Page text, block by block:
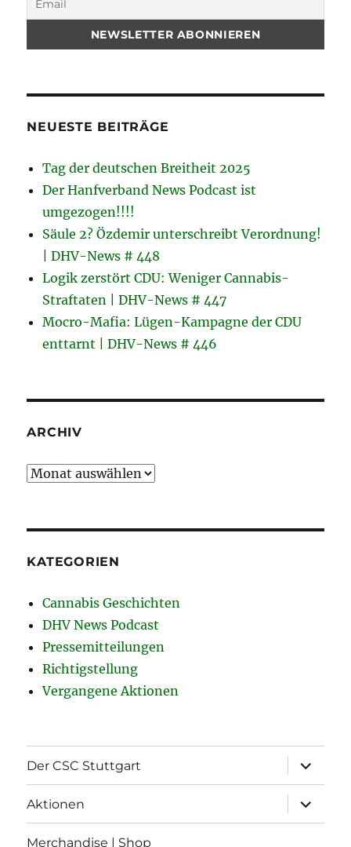
NEUESTE BEITRÄGE
Tag der deutschen Breitheit 2025
Der Hanfverband News Podcast ist
umgezogen!!!!
Säule 2? Özdemir unterschreibt Verordnung!
| DHV-News # 448
Logik zerstört CDU: Weniger Cannabis-
Straftaten | DHV-News # 447
Mocro-Mafia: Lügen-Kampagne der CDU
enttarnt | DHV-News # 446
ARCHIV
Archiv
KATEGORIEN
Cannabis Geschichten
DHV News Podcast
Pressemitteilungen
Richtigstellung
Vergangene Aktionen
Der CSC Stuttgart
öffnen
Aktionen
öffnen
Merchandise | Shop